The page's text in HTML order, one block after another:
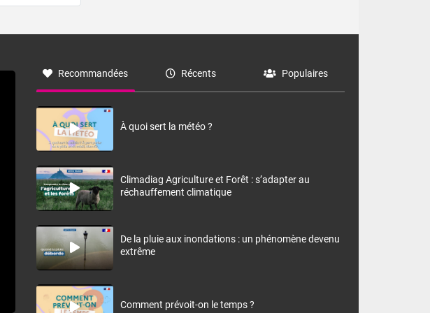
? Quelles sont
Roussillon à la
d’où
Recommandées Récents Populaires
À quoi sert la météo ?
Climadiag Agriculture et Forêt : s’adapter au
réchauffement climatique
De la pluie aux inondations : un phénomène devenu
extrême
Comment prévoit-on le temps ?